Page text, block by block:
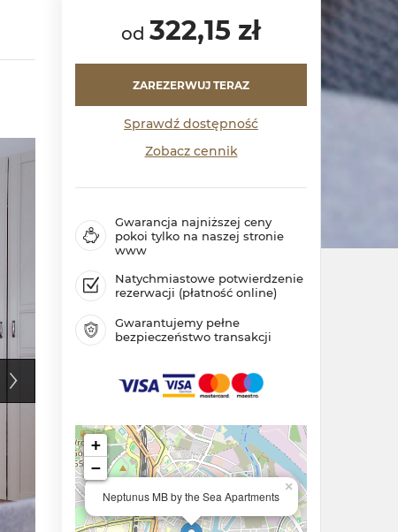
od 322,15 zł
ZAREZERWUJ TERAZ
Sprawdź dostępność
Zobacz cennik
Gwarancja najniższej ceny
pokoi tylko na naszej stronie
www
Natychmiastowe potwierdzenie
rezerwacji (płatność online)
Gwarantujemy pełne
bezpieczeństwo transakcji
Neptunus MB by the Sea Apartments
×
+
−